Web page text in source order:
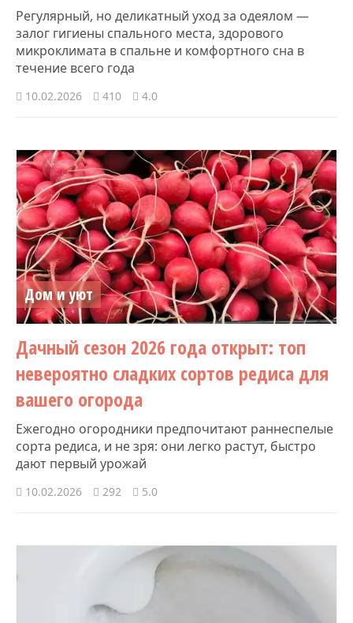
Регулярный, но деликатный уход за одеялом —
залог гигиены спального места, здорового
микроклимата в спальне и комфортного сна в
течение всего года
10.02.2026 410 4.0
Дом и уют
Дачный сезон 2026 года открыт: топ
невероятно сладких сортов редиса для
вашего огорода
Ежегодно огородники предпочитают раннеспелые
сорта редиса, и не зря: они легко растут, быстро
дают первый урожай
10.02.2026 292 5.0